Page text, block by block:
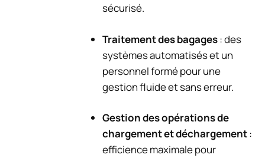
sécurisé.
Traitement des bagages: des
systèmes automatisés et un
personnel formé pour une
gestion fluide et sans erreur.
Gestion des opérations de
chargement et déchargement:
efficience maximale pour